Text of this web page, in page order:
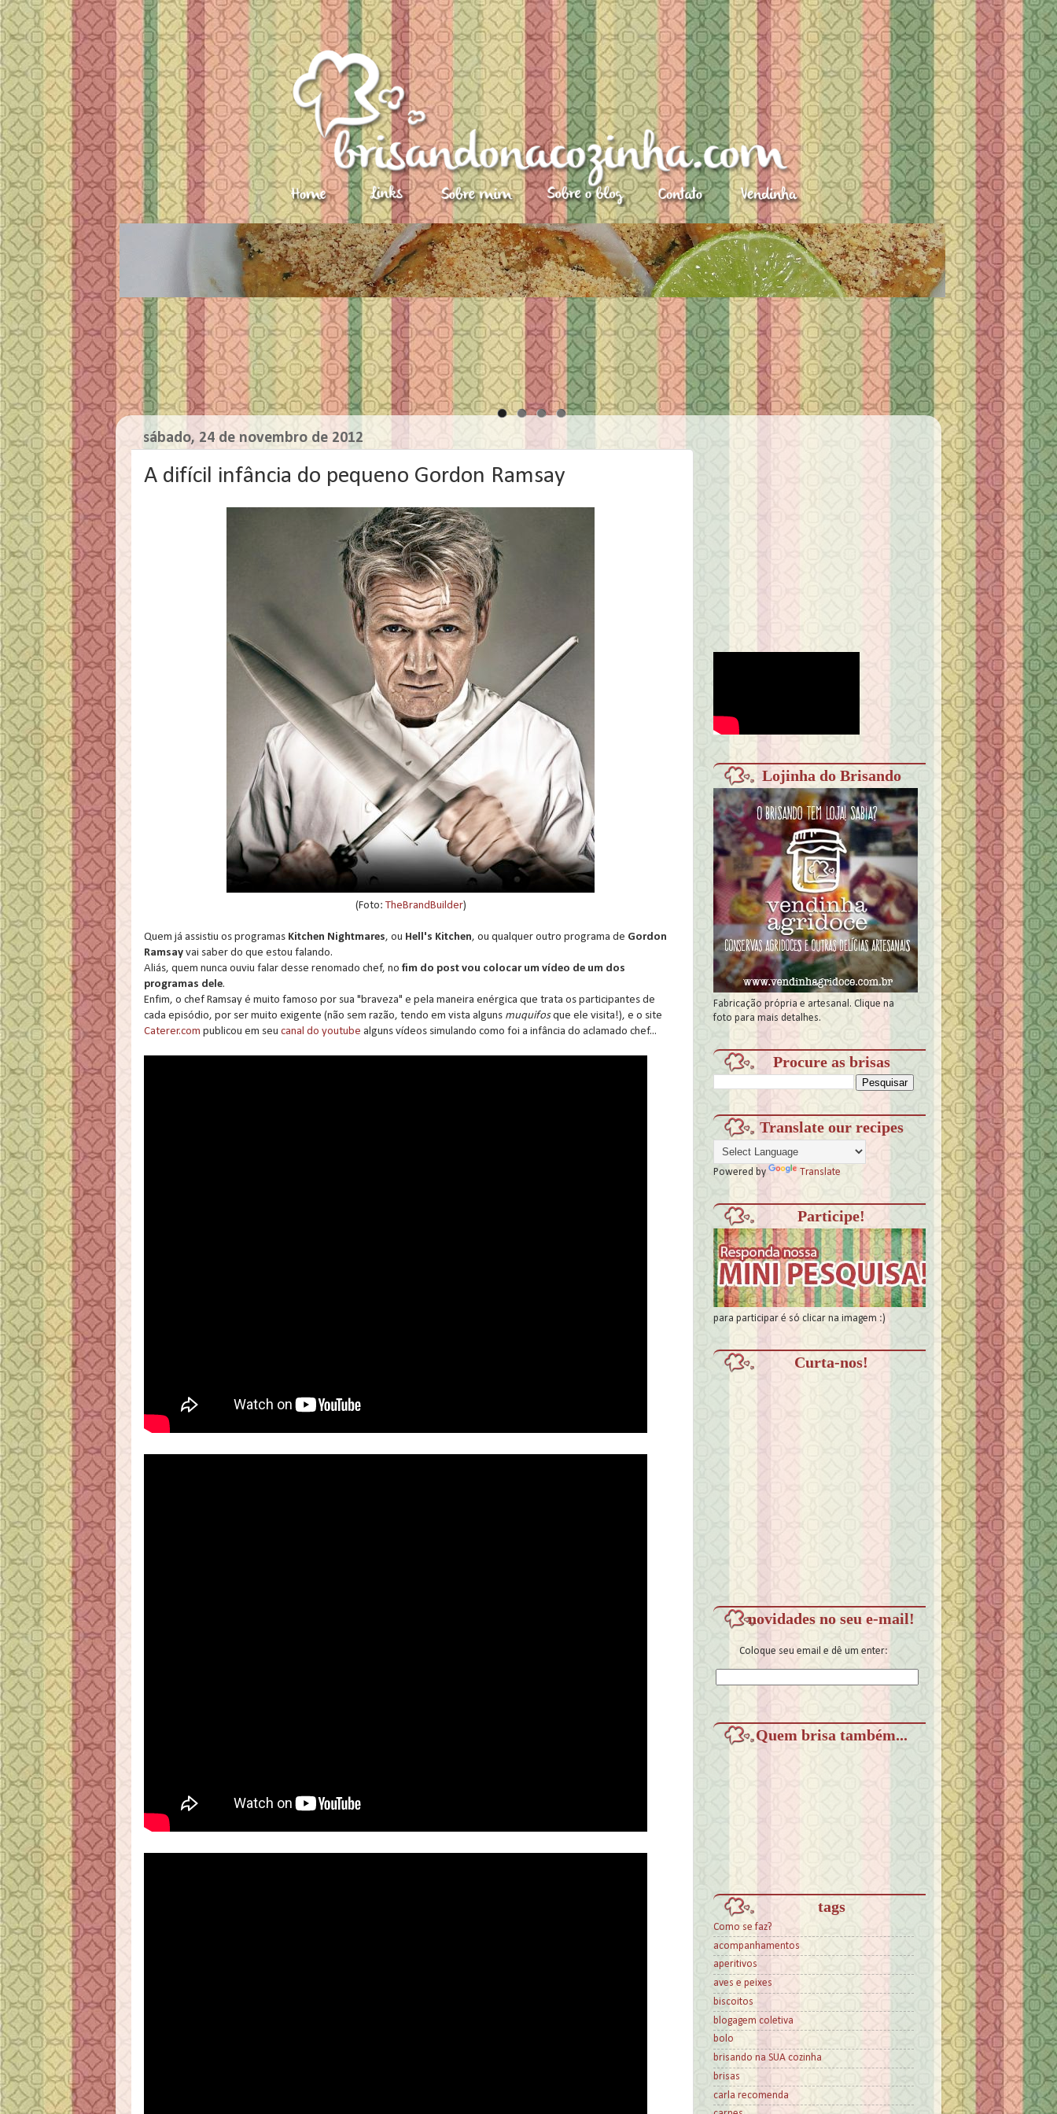
sábado, 24 de novembro de 2012
A difícil infância do pequeno Gordon Ramsay
(Foto: TheBrandBuilder)
Quem já assistiu os programas Kitchen Nightmares, ou Hell's Kitchen, ou qualquer outro programa de Gordon
Ramsay vai saber do que estou falando.
Aliás, quem nunca ouviu falar desse renomado chef, no fim do post vou colocar um vídeo de um dos
programas dele.
Enfim, o chef Ramsay é muito famoso por sua "braveza" e pela maneira enérgica que trata os participantes de
cada episódio, por ser muito exigente (não sem razão, tendo em vista alguns muquifosque ele visita!), e o site
Caterer.com publicou em seu canal do youtube alguns vídeos simulando como foi a infância do aclamado chef...
Lojinha do Brisando
Fabricação própria e artesanal. Clique na
foto para mais detalhes.
Procure as brisas
Translate our recipes
Powered by Translate
Participe!
para participar é só clicar na imagem :)
Curta-nos!
novidades no seu e-mail!
Coloque seu email e dê um enter:
Quem brisa também...
tags
Como se faz?
acompanhamentos
aperitivos
aves e peixes
biscoitos
blogagem coletiva
bolo
brisando na SUA cozinha
brisas
carla recomenda